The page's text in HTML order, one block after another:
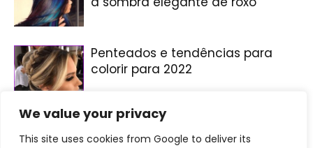
We value your privacy
This site uses cookies from Google to deliver its
Penteados e tendências para
colorir para 2022